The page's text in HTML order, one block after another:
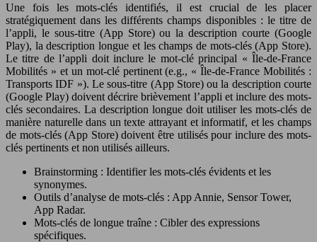
Une fois les mots-clés identifiés, il est crucial de les placer
stratégiquement dans les différents champs disponibles : le titre de
l’appli, le sous-titre (App Store) ou la description courte (Google
Play), la description longue et les champs de mots-clés (App Store).
Le titre de l’appli doit inclure le mot-clé principal « Île-de-France
Mobilités » et un mot-clé pertinent (e.g., « Île-de-France Mobilités :
Transports IDF »). Le sous-titre (App Store) ou la description courte
(Google Play) doivent décrire brièvement l’appli et inclure des mots-
clés secondaires. La description longue doit utiliser les mots-clés de
manière naturelle dans un texte attrayant et informatif, et les champs
de mots-clés (App Store) doivent être utilisés pour inclure des mots-
clés pertinents et non utilisés ailleurs.
Brainstorming : Identifier les mots-clés évidents et les
synonymes.
Outils d’analyse de mots-clés : App Annie, Sensor Tower,
App Radar.
Mots-clés de longue traîne : Cibler des expressions
spécifiques.